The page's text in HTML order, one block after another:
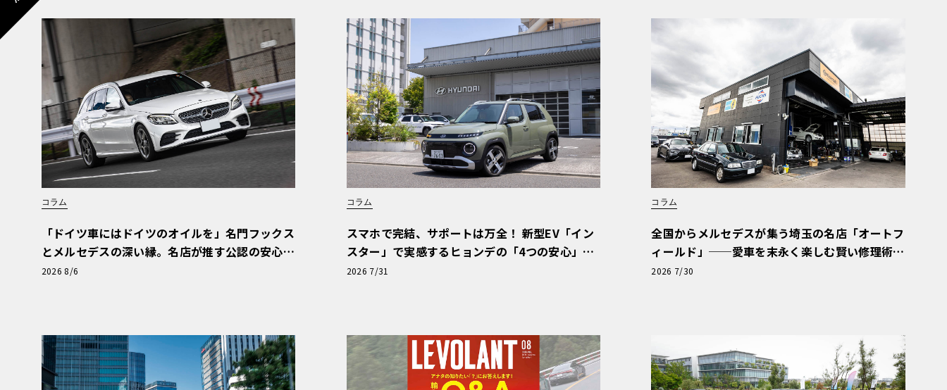
コラム
「ドイツ車にはドイツのオイルを」名門フックス
とメルセデスの深い縁。名店が推す公認の安心
と、Cクラスで味わうシルキーな走り〈PR〉
2026 8/6
コラム
スマホで完結、サポートは万全！ 新型EV「イン
スター」で実感するヒョンデの「4つの安心」
【第1回・ヒョンデ6つの疑問：Why? Hyunda
2026 7/31
コラム
全国からメルセデスが集う埼玉の名店「オートフ
ィールド」──愛車を末永く楽しむ賢い修理術
と、プロがフックス製オイルを選ぶ理由〈PR〉
2026 7/30